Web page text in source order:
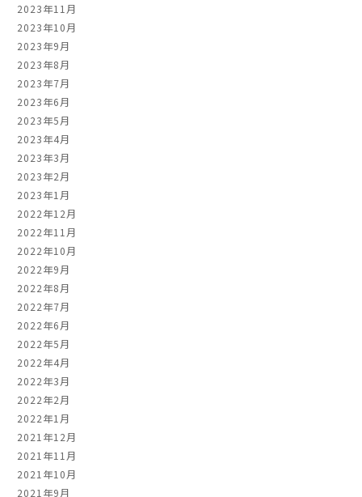
2023年11月
2023年10月
2023年9月
2023年8月
2023年7月
2023年6月
2023年5月
2023年4月
2023年3月
2023年2月
2023年1月
2022年12月
2022年11月
2022年10月
2022年9月
2022年8月
2022年7月
2022年6月
2022年5月
2022年4月
2022年3月
2022年2月
2022年1月
2021年12月
2021年11月
2021年10月
2021年9月